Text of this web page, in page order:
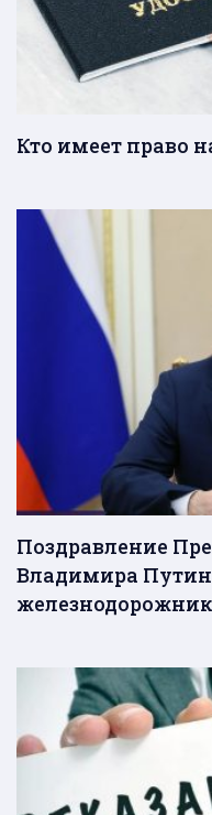
Кто имеет право
Поздравление
Владимира